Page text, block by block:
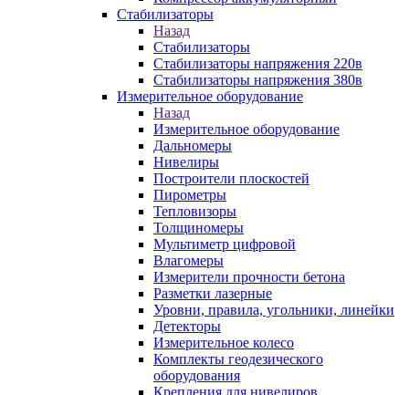
Стабилизаторы
Назад
Стабилизаторы
Стабилизаторы напряжения 220в
Стабилизаторы напряжения 380в
Измерительное оборудование
Назад
Измерительное оборудование
Дальномеры
Нивелиры
Построители плоскостей
Пирометры
Тепловизоры
Толщиномеры
Мультиметр цифровой
Влагомеры
Измерители прочности бетона
Разметки лазерные
Уровни, правила, угольники, линейки
Детекторы
Измерительное колесо
Комплекты геодезического
оборудования
Крепления для нивелиров